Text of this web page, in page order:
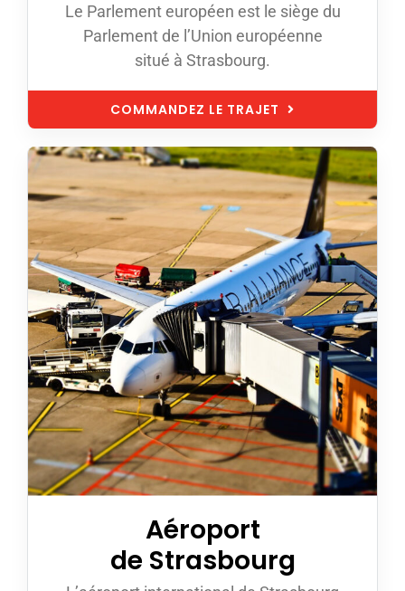
Le Parlement européen est le siège du
Parlement de l’Union européenne
situé à Strasbourg.
COMMANDEZ LE TRAJET
Aéroport
de Strasbourg